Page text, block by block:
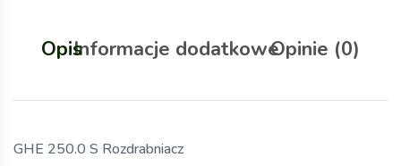
OpisInformacje dodatkoweOpinie (0)
GHE 250.0 S Rozdrabniacz